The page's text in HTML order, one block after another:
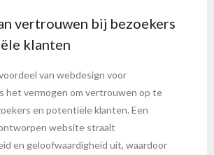
vertrouwen bij bezoekers
klanten
van webdesign voor
het vermogen om vertrouwen op te
en potentiële klanten. Een
website straalt
en geloofwaardigheid uit, waardoor